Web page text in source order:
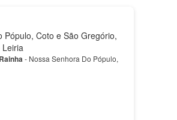
Coto e São Gregório,
Rainha- Nossa Senhora Do Pópulo,